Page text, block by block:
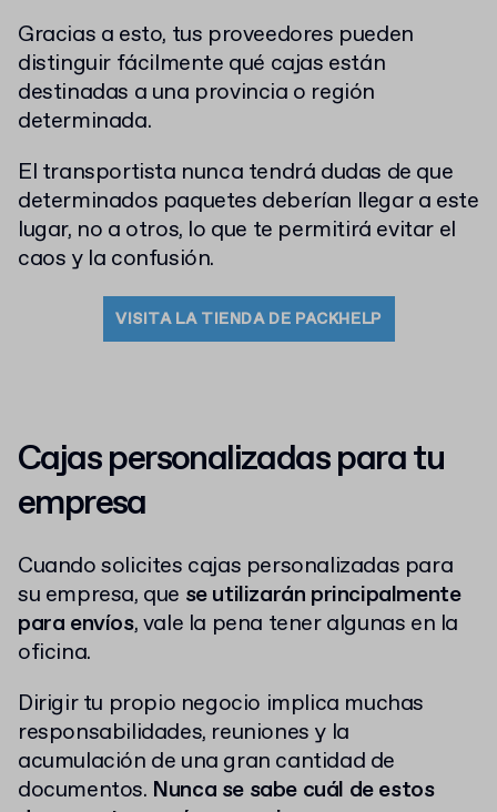
Gracias a esto, tus proveedores pueden
distinguir fácilmente qué cajas están
destinadas a una provincia o región
determinada.
El transportista nunca tendrá dudas de que
determinados paquetes deberían llegar a este
lugar, no a otros, lo que te permitirá evitar el
caos y la confusión.
VISITA LA TIENDA DE PACKHELP
Cajas personalizadas para tu
empresa
Cuando solicites cajas personalizadas para
su empresa, que se utilizarán principalmente
para envíos, vale la pena tener algunas en la
oficina.
Dirigir tu propio negocio implica muchas
responsabilidades, reuniones y la
acumulación de una gran cantidad de
documentos. Nunca se sabe cuál de estos